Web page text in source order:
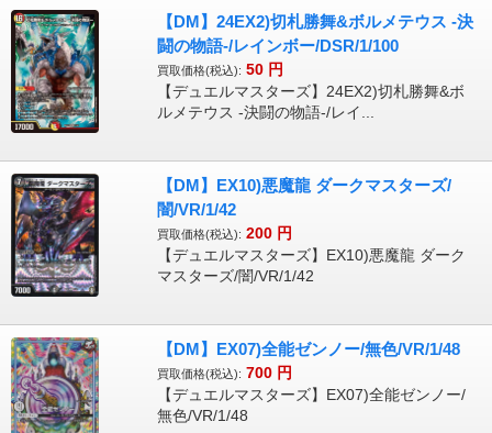
【DM】24EX2)切札勝舞&ボルメテウス -決
闘の物語-/レインボー/DSR/1/100
買取価格(税込): 50 円
【デュエルマスターズ】24EX2)切札勝舞&ボ
ルメテウス -決闘の物語-/レイ...
【DM】EX10)悪魔龍 ダークマスターズ/
闇/VR/1/42
買取価格(税込): 200 円
【デュエルマスターズ】EX10)悪魔龍 ダーク
マスターズ/闇/VR/1/42
【DM】EX07)全能ゼンノー/無色/VR/1/48
買取価格(税込): 700 円
【デュエルマスターズ】EX07)全能ゼンノー/
無色/VR/1/48